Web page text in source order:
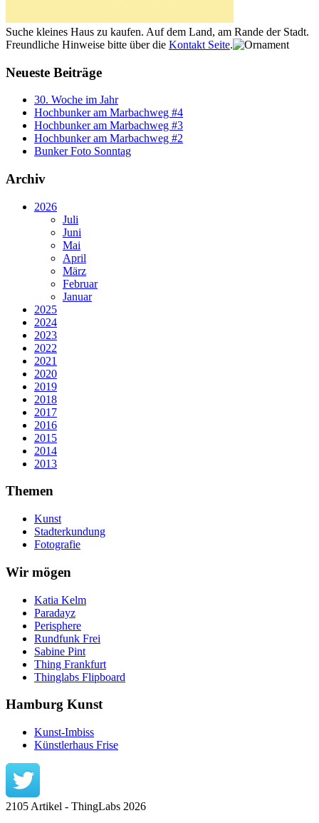
Suche kleines Haus zu kaufen. Auf dem Land, am Rande der Stadt.
Freundliche Hinweise bitte über die Kontakt Seite.
Neueste Beiträge
30. Woche im Jahr
Hochbunker am Marbachweg #4
Hochbunker am Marbachweg #3
Hochbunker am Marbachweg #2
Bunker Foto Sonntag
Archiv
2026
Juli
Juni
Mai
April
März
Februar
Januar
2025
2024
2023
2022
2021
2020
2019
2018
2017
2016
2015
2014
2013
Themen
Kunst
Stadterkundung
Fotografie
Wir mögen
Katia Kelm
Paradayz
Perisphere
Rundfunk Frei
Sabine Pint
Thing Frankfurt
Thinglabs Flipboard
Hamburg Kunst
Kunst-Imbiss
Künstlerhaus Frise
2105 Artikel - ThingLabs 2026